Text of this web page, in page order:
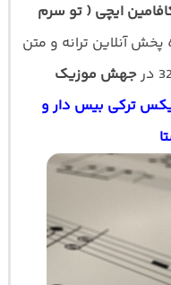
ایچی ( تو سرم
پخش آنلاین ترانه و متن
جهش موزیک
ترکی بیس دار و